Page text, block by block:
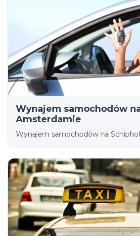
Wynajem samochodów
Amsterdamie
Wynajem samochodów na Schiphol